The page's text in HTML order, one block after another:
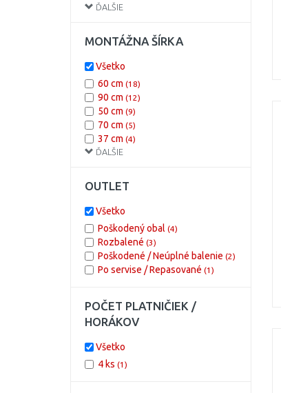
ĎALŠIE
zelená
modrá(1)
ružová
sivá(1)
MONTÁŽNA ŠÍRKA
ĎALŠIE
Všetko
60 cm (18)
90 cm (12)
50 cm (9)
70 cm (5)
37 cm (4)
80 cm
52,2 cm
88 cm
OUTLET
Všetko
Poškodený obal (4)
Rozbalené (3)
Poškodené / Neúplné balenie (2)
Po servise / Repasované (1)
POČET PLATNIČIEK /
HORÁKOV
Všetko
4 ks (1)